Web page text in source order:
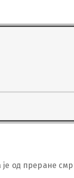
је од преране